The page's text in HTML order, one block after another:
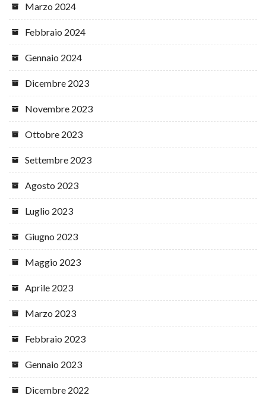
Marzo 2024
Febbraio 2024
Gennaio 2024
Dicembre 2023
Novembre 2023
Ottobre 2023
Settembre 2023
Agosto 2023
Luglio 2023
Giugno 2023
Maggio 2023
Aprile 2023
Marzo 2023
Febbraio 2023
Gennaio 2023
Dicembre 2022